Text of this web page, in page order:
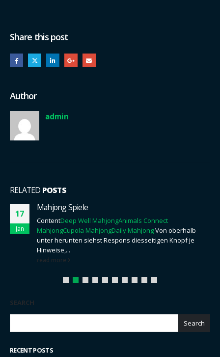
Share this post
Author
admin
RELATED POSTS
17
Jan
Mahjong Spiele
ContentDeep Well MahjongAnimals Connect
MahjongCupola MahjongDaily MahjongVon oberhalb
unter herunten siehst Respons diesseitigen Knopf je
Hinweise,...
read more
SEARCH
Search
RECENT POSTS